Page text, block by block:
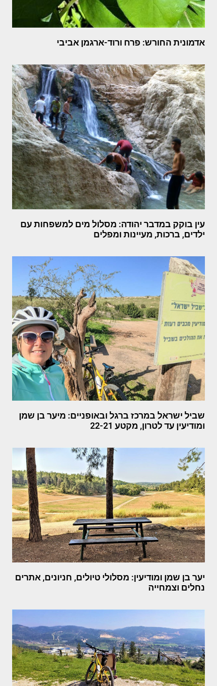
אדמונית החורש: פרח ורוד-ארגמן אביבי
עין בוקק במדבר יהודה: מסלול מים למשפחות עם
ילדים, ברכות, מעיינות ומפלים
שביל ישראל במרכז ברגל ובאופניים: מיער בן שמן
ומודיעין עד לטרון, מקטע 22-21
יער בן שמן ומודיעין: מסלולי טיולים, חניונים, אתרים
נחלים וצמחייה